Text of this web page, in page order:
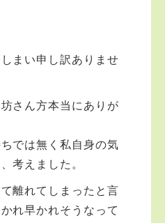
まい申し訳ありませ
さん方本当にありが
では無く私自身の気
考えました。
離れてしまったと言
れ早かれそうなって